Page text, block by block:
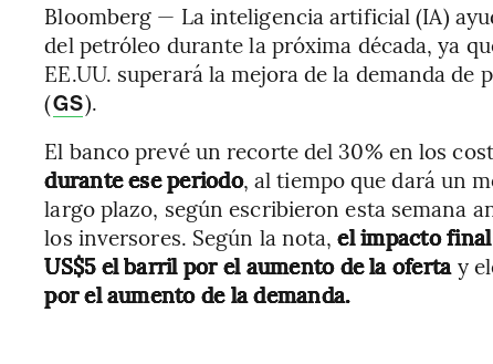
Bloomberg — La inteligencia artificial (IA)
del petróleo durante la próxima década, ya
EE.UU. superará la mejora de la demanda
(GS).
El banco prevé un recorte del 30% en los
durante ese periodo, al tiempo que dará un
largo plazo, según escribieron esta semana
los inversores. Según la nota,el impacto
US$5 el barril por el aumento de la ofertay
por el aumento de la demanda.